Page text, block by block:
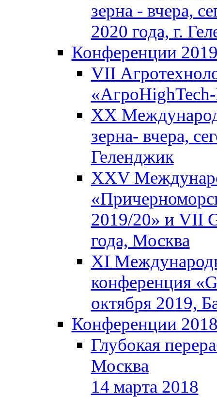
зерна - вчера,
2020 года, г.
Конференции
VII
XX
зерна- вчера,
Геленджик
XXV
2019/20» и VII
года, Москва
XI
конференция
октября 2019,
Конференции
Глубокая
Москва
14 марта 2018